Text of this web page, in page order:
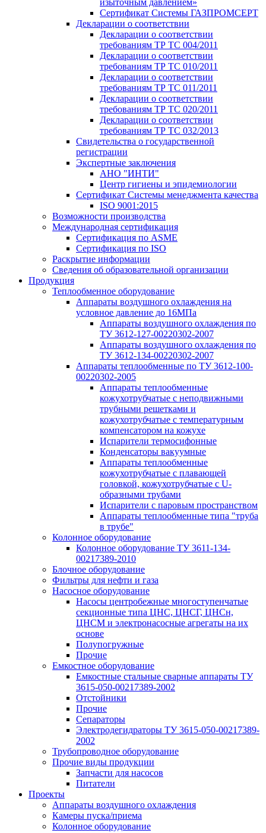
Сертификат Системы ГАЗПРОМСЕРТ
Декларации о соответствии
Декларации о соответствии
требованиям ТР ТС 004/2011
Декларации о соответствии
требованиям ТР ТС 010/2011
Декларации о соответствии
требованиям ТР ТС 011/2011
Декларации о соответствии
требованиям ТР ТС 020/2011
Декларации о соответствии
требованиям ТР ТС 032/2013
Свидетельства о государственной
регистрации
Экспертные заключения
АНО "ИНТИ"
Центр гигиены и эпидемиологии
Сертификат Системы менеджмента качества
ISO 9001:2015
Возможности производства
Международная сертификация
Сертификация по ASME
Сертификация по ISO
Раскрытие информации
Сведения об образовательной организации
Продукция
Теплообменное оборудование
Аппараты воздушного охлаждения на
условное давление до 16МПа
Аппараты воздушного охлаждения по
ТУ 3612-127-00220302-2007
Аппараты воздушного охлаждения по
ТУ 3612-134-00220302-2007
Аппараты теплообменные по ТУ 3612-100-
00220302-2005
Аппараты теплообменные
кожухотрубчатые с неподвижными
трубными решетками и
кожухотрубчатые с температурным
компенсатором на кожухе
Испарители термосифонные
Конденсаторы вакуумные
Аппараты теплообменные
кожухотрубчатые с плавающей
головкой, кожухотрубчатые с U-
образными трубами
Испарители с паровым пространством
Аппараты теплообменные типа "труба
в трубе"
Колонное оборудование
Колонное оборудование ТУ 3611-134-
00217389-2010
Блочное оборудование
Фильтры для нефти и газа
Насосное оборудование
Насосы центробежные многоступенчатые
секционные типа ЦНС, ЦНСГ, ЦНСн,
ЦНСМ и электронасосные агрегаты на их
основе
Полупогружные
Прочие
Емкостное оборудование
Емкостные стальные сварные аппараты ТУ
3615-050-00217389-2002
Отстойники
Прочие
Сепараторы
Электродегидраторы ТУ 3615-050-00217389-
2002
Трубопроводное оборудование
Прочие виды продукции
Запчасти для насосов
Питатели
Проекты
Аппараты воздушного охлаждения
Камеры пуска/приема
Колонное оборудование